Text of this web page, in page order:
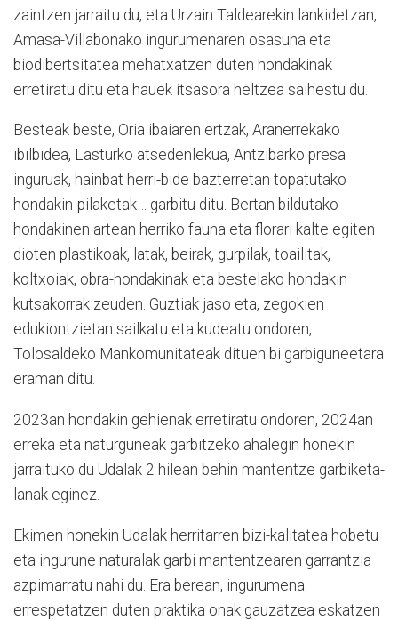
zaintzen jarraitu du, eta Urzain Taldearekin lankidetzan,
Amasa-Villabonako ingurumenaren osasuna eta
biodibertsitatea mehatxatzen duten hondakinak
erretiratu ditu eta hauek itsasora heltzea saihestu du.
Besteak beste, Oria ibaiaren ertzak, Aranerrekako
ibilbidea, Lasturko atsedenlekua, Antzibarko presa
inguruak, hainbat herri-bide bazterretan topatutako
hondakin-pilaketak… garbitu ditu. Bertan bildutako
hondakinen artean herriko fauna eta florari kalte egiten
dioten plastikoak, latak, beirak, gurpilak, toailitak,
koltxoiak, obra-hondakinak eta bestelako hondakin
kutsakorrak zeuden. Guztiak jaso eta, zegokien
edukiontzietan sailkatu eta kudeatu ondoren,
Tolosaldeko Mankomunitateak dituen bi garbiguneetara
eraman ditu.
2023an hondakin gehienak erretiratu ondoren, 2024an
erreka eta naturguneak garbitzeko ahalegin honekin
jarraituko du Udalak 2 hilean behin mantentze garbiketa-
lanak eginez.
Ekimen honekin Udalak herritarren bizi-kalitatea hobetu
eta ingurune naturalak garbi mantentzearen garrantzia
azpimarratu nahi du. Era berean, ingurumena
errespetatzen duten praktika onak gauzatzea eskatzen